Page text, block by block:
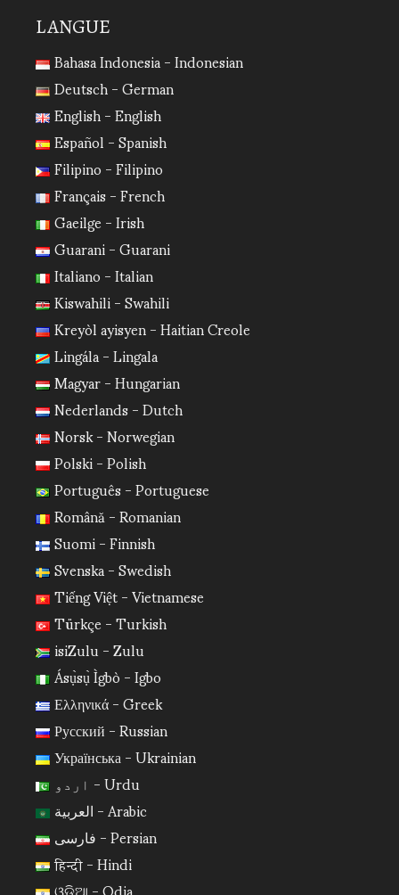
LANGUE
Bahasa Indonesia - Indonesian
Deutsch - German
English - English
Español - Spanish
Filipino - Filipino
Français - French
Gaeilge - Irish
Guarani - Guarani
Italiano - Italian
Kiswahili - Swahili
Kreyòl ayisyen - Haitian Creole
Lingála - Lingala
Magyar - Hungarian
Nederlands - Dutch
Norsk - Norwegian
Polski - Polish
Português - Portuguese
Română - Romanian
Suomi - Finnish
Svenska - Swedish
Tiếng Việt - Vietnamese
Türkçe - Turkish
isiZulu - Zulu
Ásụ̀sụ̀ Ìgbò - Igbo
Ελληνικά - Greek
Русский - Russian
Українська - Ukrainian
اردو - Urdu
العربية - Arabic
فارسی - Persian
हिन्दी - Hindi